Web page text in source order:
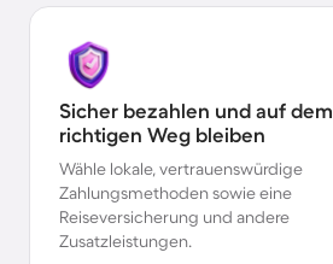
Sicher bezahlen und auf dem
richtigen Weg bleiben
Wähle lokale, vertrauenswürdige
Zahlungsmethoden sowie eine
Reiseversicherung und andere
Zusatzleistungen.